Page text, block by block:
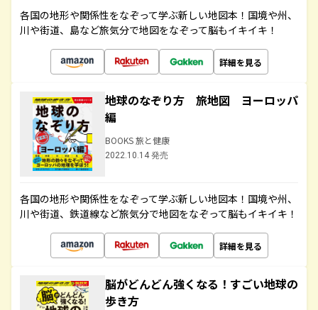
各国の地形や関係性をなぞって学ぶ新しい地図本！国境や州、
川や街道、島など旅気分で地図をなぞって脳もイキイキ！
詳細を見る
地球のなぞり方 旅地図 ヨーロッパ
編
BOOKS 旅と健康
2022.10.14 発売
各国の地形や関係性をなぞって学ぶ新しい地図本！国境や州、
川や街道、鉄道線など旅気分で地図をなぞって脳もイキイキ！
詳細を見る
脳がどんどん強くなる！すごい地球の
歩き方